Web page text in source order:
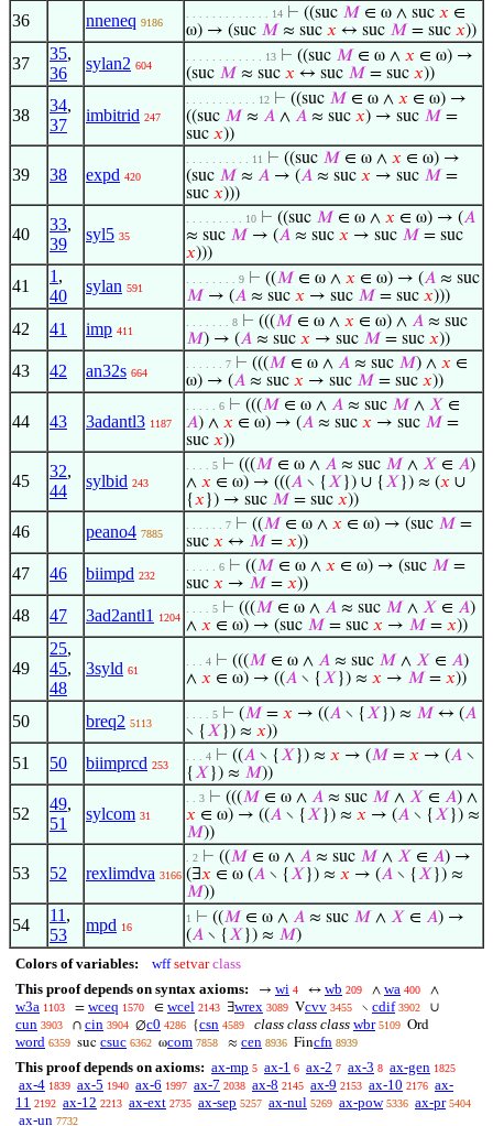
36 nneneq 9186
. . . . . . . . . . . . . 14 ⊢ ((suc 𝑀 ∈ ω ∧ suc 𝑥 ∈
ω) → (suc 𝑀 ≈ suc 𝑥 ↔ suc 𝑀 = suc 𝑥))
37
35,
36
sylan2 604
. . . . . . . . . . . . 13 ⊢ ((suc 𝑀 ∈ ω ∧ 𝑥 ∈ ω) →
(suc 𝑀 ≈ suc 𝑥 ↔ suc 𝑀 = suc 𝑥))
38
34,
37
imbitrid 247
. . . . . . . . . . . 12 ⊢ ((suc 𝑀 ∈ ω ∧ 𝑥 ∈ ω) →
((suc 𝑀 ≈ 𝐴 ∧ 𝐴 ≈ suc 𝑥) → suc 𝑀 =
suc 𝑥))
39 38 expd 420
. . . . . . . . . . 11 ⊢ ((suc 𝑀 ∈ ω ∧ 𝑥 ∈ ω) →
(suc 𝑀 ≈ 𝐴 → (𝐴 ≈ suc 𝑥 → suc 𝑀 =
suc 𝑥)))
40
33,
39
syl5 35
. . . . . . . . . 10 ⊢ ((suc 𝑀 ∈ ω ∧ 𝑥 ∈ ω) → (𝐴
≈ suc 𝑀 → (𝐴 ≈ suc 𝑥 → suc 𝑀 = suc
𝑥)))
41
1 ,
40
sylan 591
. . . . . . . . 9 ⊢ ((𝑀 ∈ ω ∧ 𝑥 ∈ ω) → (𝐴 ≈ suc
𝑀 → (𝐴 ≈ suc 𝑥 → suc 𝑀 = suc 𝑥)))
42 41 imp 411
. . . . . . . 8 ⊢ (((𝑀 ∈ ω ∧ 𝑥 ∈ ω) ∧ 𝐴 ≈ suc
𝑀) → (𝐴 ≈ suc 𝑥 → suc 𝑀 = suc 𝑥))
43 42 an32s 664
. . . . . . 7 ⊢ (((𝑀 ∈ ω ∧ 𝐴 ≈ suc 𝑀) ∧ 𝑥 ∈
ω) → (𝐴 ≈ suc 𝑥 → suc 𝑀 = suc 𝑥))
44 43 3adantl3 1187
. . . . . 6 ⊢ (((𝑀 ∈ ω ∧ 𝐴 ≈ suc 𝑀 ∧ 𝑋 ∈
𝐴) ∧ 𝑥 ∈ ω) → (𝐴 ≈ suc 𝑥 → suc 𝑀 =
suc 𝑥))
45
32,
44
sylbid 243
. . . . 5 ⊢ (((𝑀 ∈ ω ∧ 𝐴 ≈ suc 𝑀 ∧ 𝑋 ∈ 𝐴)
∧ 𝑥 ∈ ω) → (((𝐴 ∖ {𝑋 }) ∪ {𝑋 }) ≈ (𝑥 ∪
{𝑥 }) → suc 𝑀 = suc 𝑥))
46 peano4 7885
. . . . . . 7 ⊢ ((𝑀 ∈ ω ∧ 𝑥 ∈ ω) → (suc 𝑀 =
suc 𝑥 ↔ 𝑀 = 𝑥))
47 46 biimpd 232
. . . . . 6 ⊢ ((𝑀 ∈ ω ∧ 𝑥 ∈ ω) → (suc 𝑀 =
suc 𝑥 → 𝑀 = 𝑥))
48 47 3ad2antl1 1204
. . . . 5 ⊢ (((𝑀 ∈ ω ∧ 𝐴 ≈ suc 𝑀 ∧ 𝑋 ∈ 𝐴)
∧ 𝑥 ∈ ω) → (suc 𝑀 = suc 𝑥 → 𝑀 = 𝑥))
49
25,
45,
48
3syld 61
. . . 4 ⊢ (((𝑀 ∈ ω ∧ 𝐴 ≈ suc 𝑀 ∧ 𝑋 ∈ 𝐴)
∧ 𝑥 ∈ ω) → ((𝐴 ∖ {𝑋 }) ≈ 𝑥 → 𝑀 = 𝑥))
50 breq2 5113
. . . . 5 ⊢ (𝑀 = 𝑥 → ((𝐴 ∖ {𝑋 }) ≈ 𝑀 ↔ (𝐴
∖ {𝑋 }) ≈ 𝑥))
51 50 biimprcd 253
. . . 4 ⊢ ((𝐴 ∖ {𝑋 }) ≈ 𝑥 → (𝑀 = 𝑥 → (𝐴 ∖
{𝑋 }) ≈ 𝑀))
52
49,
51
sylcom 31
. . 3 ⊢ (((𝑀 ∈ ω ∧ 𝐴 ≈ suc 𝑀 ∧ 𝑋 ∈ 𝐴) ∧
𝑥 ∈ ω) → ((𝐴 ∖ {𝑋 }) ≈ 𝑥 → (𝐴 ∖ {𝑋 }) ≈
𝑀))
53 52 rexlimdva 3166
. 2 ⊢ ((𝑀 ∈ ω ∧ 𝐴 ≈ suc 𝑀 ∧ 𝑋 ∈ 𝐴) →
(∃𝑥 ∈ ω (𝐴 ∖ {𝑋 }) ≈ 𝑥 → (𝐴 ∖ {𝑋 }) ≈
𝑀))
54
11 ,
53
mpd 16
1 ⊢ ((𝑀 ∈ ω ∧ 𝐴 ≈ suc 𝑀 ∧ 𝑋 ∈ 𝐴) →
(𝐴 ∖ {𝑋 }) ≈ 𝑀)
Colors of variables: wff setvar class
This proof depends on syntax axioms:
→ wi 4 ↔ wb 209 ∧ wa 400 ∧
w3a 1103 = wceq 1570 ∈ wcel 2143 ∃wrex 3089 Vcvv 3455 ∖ cdif 3902 ∪
cun 3903 ∩ cin 3904 ∅c0 4286 {csn 4589 class class class wbr 5109 Ord
word 6359 suc csuc 6362 ωcom 7858 ≈ cen 8936 Fincfn 8939
This proof depends on axioms: ax-mp 5 ax-1 6 ax-2 7 ax-3 8 ax-gen 1825
ax-4 1839 ax-5 1940 ax-6 1997 ax-7 2038 ax-8 2145 ax-9 2153 ax-10 2176 ax-
11 2192 ax-12 2213 ax-ext 2735 ax-sep 5257 ax-nul 5269 ax-pow 5336 ax-pr 5404
ax-un 7732